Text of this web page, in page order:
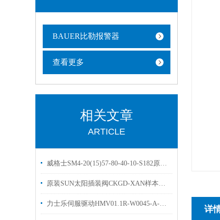
BAUER比勒报警器
查看更多
相关文章
ARTICLE
威格士SM4-20(15)57-80-40-10-S182原装DANFOSS伺服阀
原装SUN太阳插装阀CKGD-XAN样本优势出售
力士乐伺服驱动HMV01.1R-W0045-A-07技术参数
详